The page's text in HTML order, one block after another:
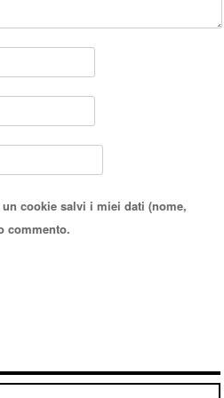
cookie salvi i miei dati (nome,
commento.